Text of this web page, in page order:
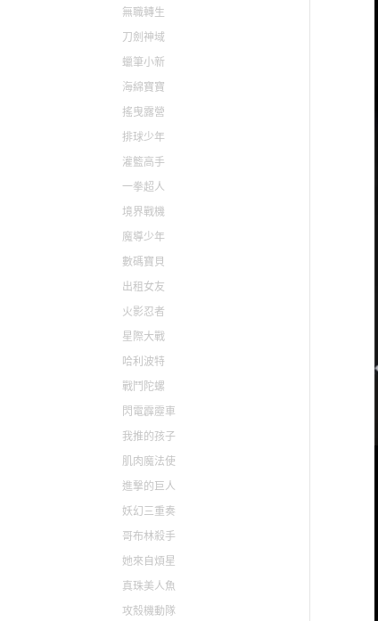
無職轉生
刀劍神域
蠟筆小新
海綿寶寶
搖曳露營
排球少年
灌籃高手
一拳超人
境界戰機
魔導少年
數碼寶貝
出租女友
火影忍者
星際大戰
哈利波特
戰鬥陀螺
閃電霹靂車
我推的孩子
肌肉魔法使
進撃的巨人
妖幻三重奏
哥布林殺手
她來自煩星
真珠美人魚
攻殼機動隊